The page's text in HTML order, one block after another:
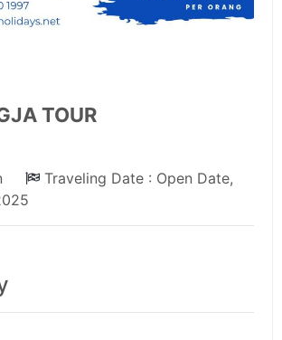
TOUR
Traveling Date : Open Date,